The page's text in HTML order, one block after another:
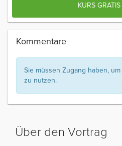
KURS
Kommentare
Sie müssen Zugang haben,
zu nutzen.
Über den Vortrag